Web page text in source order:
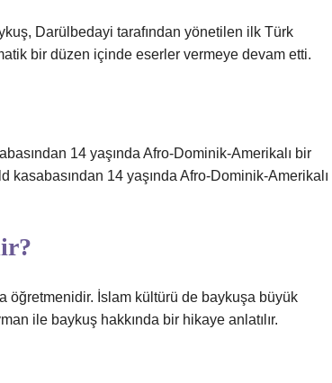
Darülbedayi tarafından yönetilen ilk Türk
bir düzen içinde eserler vermeye devam etti.
14 yaşında Afro-Dominik-Amerikalı bir
kasabasından 14 yaşında Afro-Dominik-Amerikalı
öğretmenidir. İslam kültürü de baykuşa büyük
ile baykuş hakkında bir hikaye anlatılır.